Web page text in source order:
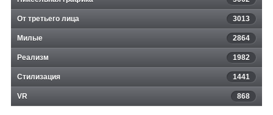
От третьего лица 3013
Милые 2864
Реализм 1982
Стилизация 1441
VR 868